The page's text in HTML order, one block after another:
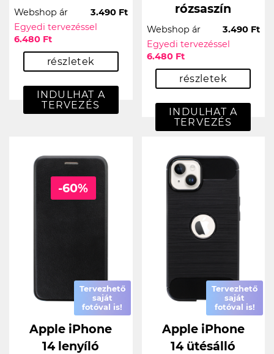
Webshop ár
3.490 Ft
Egyedi tervezéssel
6.480 Ft
részletek
INDULHAT A
TERVEZÉS
rózsaszín
Webshop ár
3.490 Ft
Egyedi tervezéssel
6.480 Ft
részletek
INDULHAT A
TERVEZÉS
-60%
Tervezhető
saját
fotóval is!
Apple iPhone
14 lenyíló
Tervezhető
saját
fotóval is!
Apple iPhone
14 ütésálló